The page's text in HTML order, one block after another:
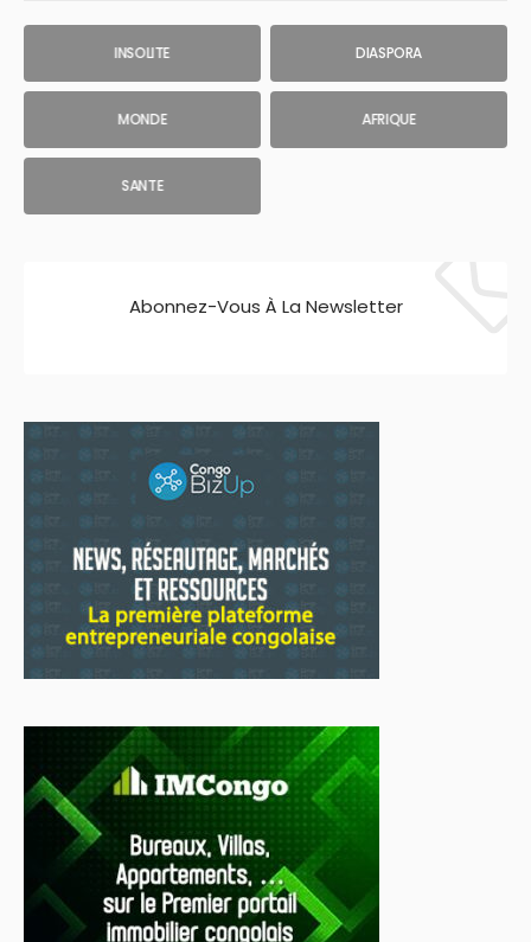
INSOLITE DIASPORA
MONDE AFRIQUE
SANTE
Abonnez-Vous À La Newsletter